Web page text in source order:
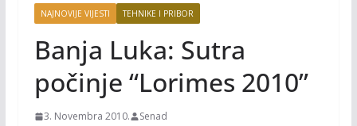
NAJNOVIJE VIJESTI TEHNIKE I PRIBOR
Banja Luka: Sutra
počinje “Lorimes 2010”
3. Novembra 2010. Senad